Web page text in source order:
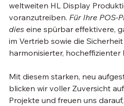
weltweiten HL Display
voranzutreiben. Für Ihre POS-
dies eine spürbar effektivere,
im Vertrieb sowie die
harmonisierter,
Mit diesem starken, neu
blicken wir voller Zuversicht
Projekte und freuen uns